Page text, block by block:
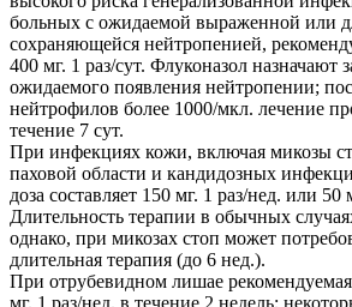
больных с ожидаемой выраженной или
сохраняющейся нейтропенией,
400 мг. 1 раз/сут. Флуконазол назначают
ожидаемого появления нейтропении;
нейтрофилов более 1000/мкл. лечение
течение 7 сут.
При инфекциях кожи, включая микозы
паховой области и кандидозных
доза составляет 150 мг. 1 раз/нед. или 50
Длительность терапии в обычных
однако, при микозах стоп может
длительная терапия (до 6 нед.).
При отрубевидном лишае рекомендуемая
мг. 1 раз/нед. в течение 2 недель;